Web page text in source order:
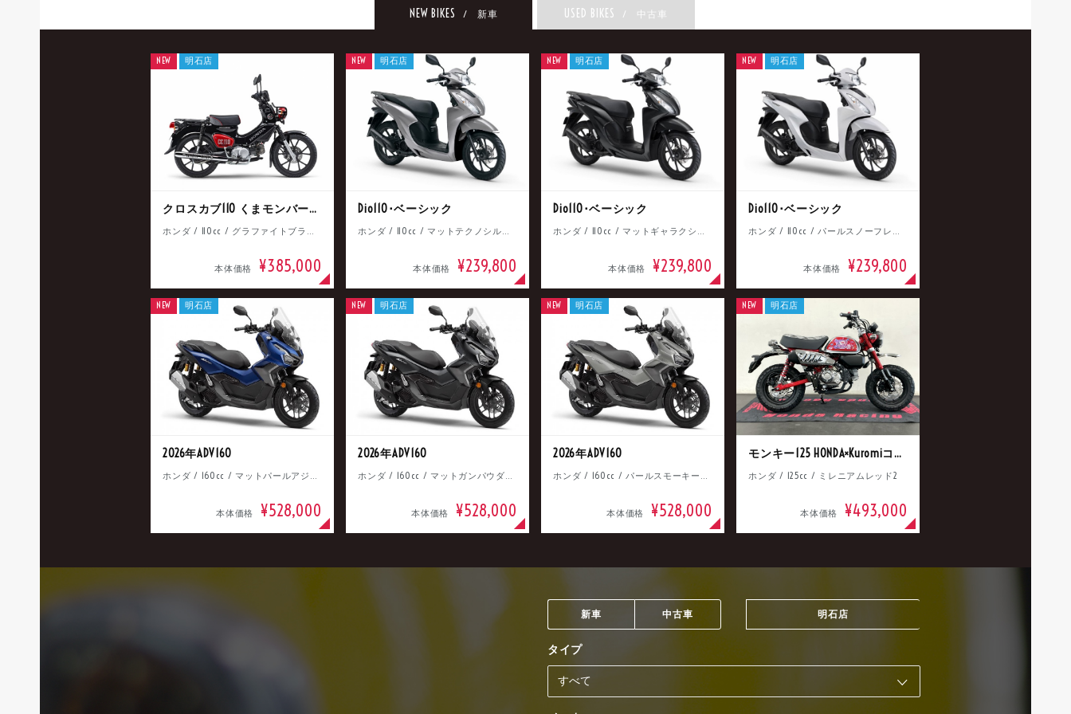
NEW BIKES / 新車 USED BIKES / 中古車
クロスカブ110 くまモンバージョン
ホンダ / 110cc / グラファイトブラック
本体価格 ¥385,000
NEW 明石店
Dio110･ベーシック
ホンダ / 110cc / マットテクノシルバーメタリック
本体価格 ¥239,800
NEW 明石店
Dio110･ベーシック
ホンダ / 110cc / マットギャラクシーブラックメタリック
本体価格 ¥239,800
NEW 明石店
Dio110･ベーシック
ホンダ / 110cc / パールスノーフレークホワイト
本体価格 ¥239,800
NEW 明石店
2026年ADV160
ホンダ / 160cc / マットパールアジャイルブルー
本体価格 ¥528,000
NEW 明石店
2026年ADV160
ホンダ / 160cc / マットガンパウダーブラックメタリック
本体価格 ¥528,000
NEW 明石店
2026年ADV160
ホンダ / 160cc / パールスモーキーグレー
本体価格 ¥528,000
NEW 明石店
モンキー125 HONDA×Kuromiコラボ
ホンダ / 125cc / ミレニアムレッド2
本体価格 ¥493,000
NEW 明石店
新車 中古車 明石店
タイプ